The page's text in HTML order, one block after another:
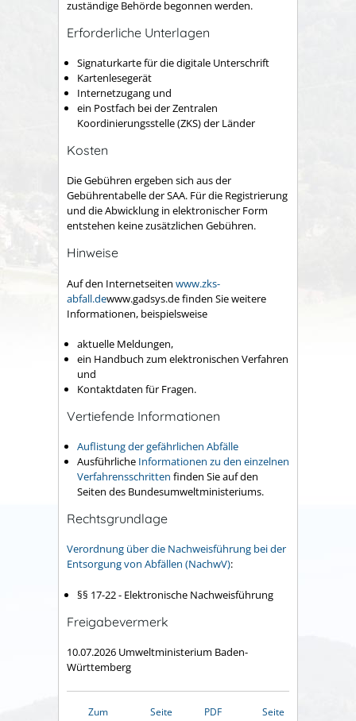
zuständige Behörde begonnen werden.
Erforderliche Unterlagen
Signaturkarte für die digitale Unterschrift
Kartenlesegerät
Internetzugang und
ein Postfach bei der Zentralen
Koordinierungsstelle (ZKS) der Länder
Kosten
Die Gebühren ergeben sich aus der
Gebührentabelle der SAA. Für die Registrierung
und die Abwicklung in elektronischer Form
entstehen keine zusätzlichen Gebühren.
Hinweise
Auf den Internetseiten www.zks-
abfall.dewww.gadsys.definden Sie weitere
Informationen, beispielsweise
aktuelle Meldungen,
ein Handbuch zum elektronischen Verfahren
und
Kontaktdaten für Fragen.
Vertiefende Informationen
Auflistung der gefährlichen Abfälle
Ausführliche Informationen zu den einzelnen
Verfahrensschritten finden Sie auf den
Seiten des Bundesumweltministeriums.
Rechtsgrundlage
Verordnung über die Nachweisführung bei der
Entsorgung von Abfällen (NachwV):
§§ 17-22 - Elektronische Nachweisführung
Freigabevermerk
10.07.2026 Umweltministerium Baden-
Württemberg
Zum
Seite
PDF
Seite